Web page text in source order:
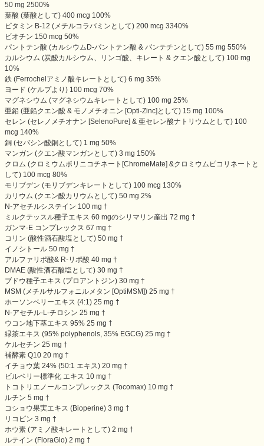
50 mg 2500%
葉酸 (葉酸として) 400 mcg 100%
ビタミン B-12 (メチルコラバミンとして) 200 mcg 3340%
ビオチン 150 mcg 50%
パントテン酸 (カルシウムD-パントテン酸 & パンテチンとして) 55 mg 550%
カルシウム (炭酸カルシウム、リンゴ酸、キレート & クエン酸として) 100 mg
10%
鉄 (Ferrochelアミノ酸キレートとして) 6 mg 35%
ヨード (ケルプより) 100 mcg 70%
マグネシウム (マグネシウムキレートとして) 100 mg 25%
亜鉛 (亜鉛クエン酸 & モノメチオニン [Opti-Zinc]として) 15 mg 100%
セレン (セレノメチオナン [SelenoPure] & 亜セレン酸ナトリウムとして) 100
mcg 140%
銅 (セバシン酸銅として) 1 mg 50%
マンガン (クエン酸マンガンとして) 3 mg 150%
クロム (クロミウムポリニコチネート[ChromeMate] &クロミウムピコリネートと
して) 100 mcg 80%
モリブデン (モリブデンキレートとして) 100 mcg 130%
カリウム (クエン酸カリウムとして) 50 mg 2%
N-アセチルシステイン 100 mg †
ミルクテッスル種子エキス 60 mgのシリマリン産出 72 mg †
ガンマ-E コンプレックス 67 mg †
コリン (酸性酒石酸塩として) 50 mg †
イノシトール 50 mg †
アルファリポ酸& R-リポ酸 40 mg †
DMAE (酸性酒石酸塩として) 30 mg †
ブドウ種子エキス (プロアントジン) 30 mg †
MSM (メチルサルフォニルメタン [OptiMSM]) 25 mg †
ホーソンベリーエキス (4:1) 25 mg †
N-アセチル-L-チロシン 25 mg †
ウコン地下茎エキス 95% 25 mg †
緑茶エキス (95% polyphenols, 35% EGCG) 25 mg †
ケルセチン 25 mg †
補酵素 Q10 20 mg †
イチョウ葉 24% (50:1 エキス) 20 mg †
ビルベリー標準化 エキス 10 mg †
トコトリエノールコンプレックス (Tocomax) 10 mg †
ルチン 5 mg †
コショウ果実エキス (Bioperine) 3 mg †
リコピン 3 mg †
ホウ素 (アミノ酸キレートとして) 2 mg †
ルテイン (FloraGlo) 2 mg †